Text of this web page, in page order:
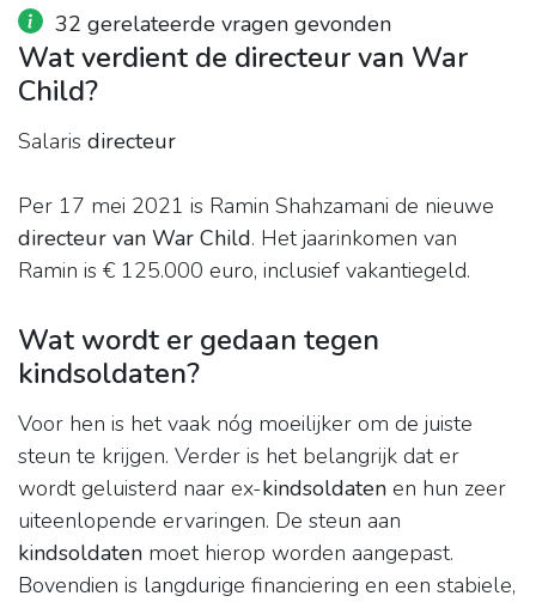
32 gerelateerde vragen gevonden
Wat verdient de directeur van War
Child?
Salaris directeur
Per 17 mei 2021 is Ramin Shahzamani de nieuwe
directeur van War Child. Het jaarinkomen van
Ramin is € 125.000 euro, inclusief vakantiegeld.
Wat wordt er gedaan tegen
kindsoldaten?
Voor hen is het vaak nóg moeilijker om de juiste
steun te krijgen. Verder is het belangrijk dat er
wordt geluisterd naar ex-kindsoldaten en hun zeer
uiteenlopende ervaringen. De steun aan
kindsoldaten moet hierop worden aangepast.
Bovendien is langdurige financiering en een stabiele,